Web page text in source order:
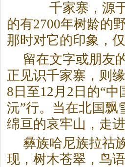
千家寨，源于
的有2700年树龄的
那时对它的印象，
留在文字或朋友
正见识千家寨，则
8日至12月2日的“中
沅”行。当在北国飘
绵亘的哀牢山，走
彝族哈尼族拉祜
现，树木苍翠，鸟